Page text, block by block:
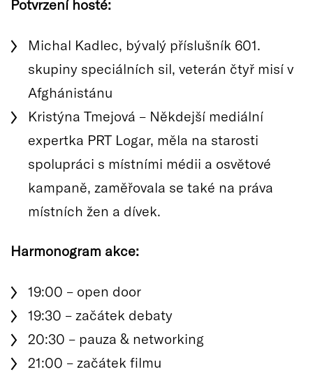
Potvrzení hosté:
Michal Kadlec, bývalý příslušník 601.
skupiny speciálních sil, veterán čtyř misí v
Afghánistánu
Kristýna Tmejová – Někdejší mediální
expertka PRT Logar, měla na starosti
spolupráci s místními médii a osvětové
kampaně, zaměřovala se také na práva
místních žen a dívek.
Harmonogram akce:
19:00 – open door
19:30 – začátek debaty
20:30 – pauza & networking
21:00 – začátek filmu